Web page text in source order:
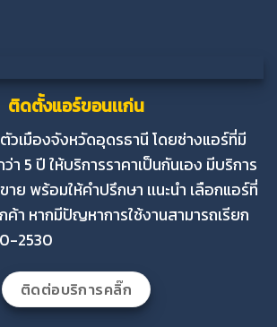
ติดตั้งแอร์ขอนเเก่น
วเมืองจังหวัดอุดรธานี โดยช่างแอร์ที่มี
5 ปี ให้บริการราคาเป็นกันเอง มีบริการ
ย พร้อมให้คำปรึกษา เเนะนำ เลือกแอร์ที่
ค้า หากมีปัญหาการใช้งานสามารถเรียก
2530
ติดต่อบริการคลิ๊ก